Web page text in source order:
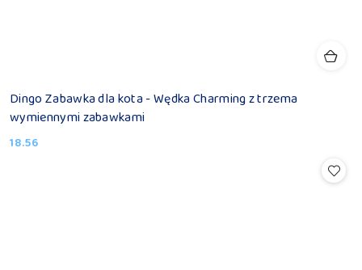
Dingo Zabawka dla kota - Wędka Charming z trzema
wymiennymi zabawkami
Cena:
18.56